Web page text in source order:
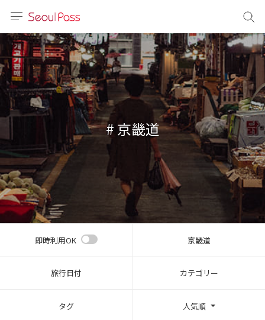
体)
文 (台灣)
# 京畿道
即時利用OK 京畿道
旅行日付 カテゴリー
タグ 人気順